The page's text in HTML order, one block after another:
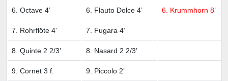
6. Octave 4’ 6. Flauto Dolce 4’ 6. Krummhorn 8’
7. Rohrflöte 4’ 7. Fugara 4’
8. Quinte 2 2/3’ 8. Nasard 2 2/3’
9. Cornet 3 f. 9. Piccolo 2’